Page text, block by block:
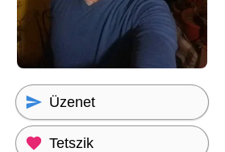
Üzenet
Tetszik